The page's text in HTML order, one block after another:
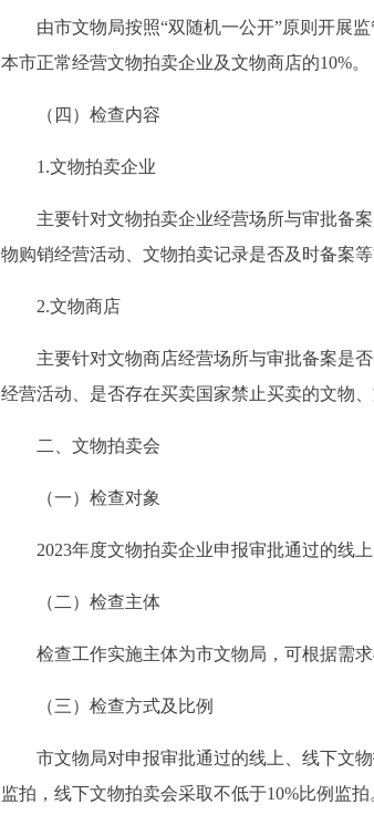
由市文物局按照“双随机一公开”原则开展监
本市正常经营文物拍卖企业及文物商店的10%。
（四）检查内容
1.文物拍卖企业
主要针对文物拍卖企业经营场所与审批备案
物购销经营活动、文物拍卖记录是否及时备案等
2.文物商店
主要针对文物商店经营场所与审批备案是否
经营活动、是否存在买卖国家禁止买卖的文物
二、文物拍卖会
（一）检查对象
2023年度文物拍卖企业申报审批通过的线上
（二）检查主体
检查工作实施主体为市文物局，可根据需求
（三）检查方式及比例
市文物局对申报审批通过的线上、线下文物
监拍，线下文物拍卖会采取不低于10%比例监拍